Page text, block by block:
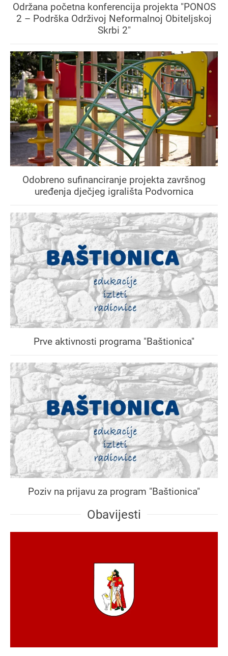
Održana početna konferencija projekta "PONOS
2 – Podrška Održivoj Neformalnoj Obiteljskoj
Skrbi 2"
Odobreno sufinanciranje projekta završnog
uređenja dječjeg igrališta Podvornica
Prve aktivnosti programa "Baštionica"
Poziv na prijavu za program "Baštionica"
Obavijesti